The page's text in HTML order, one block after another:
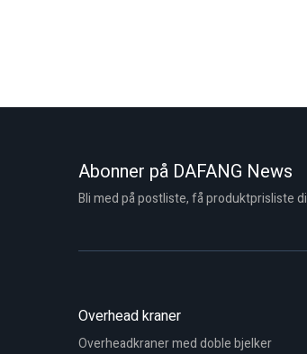
Abonner på DAFANG News
Bli med på postliste, få produktprisliste
Overhead kraner
Overheadkraner med doble bjelker